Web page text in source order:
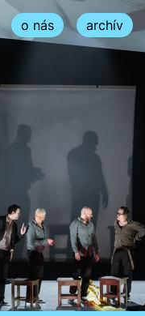
o nás archív